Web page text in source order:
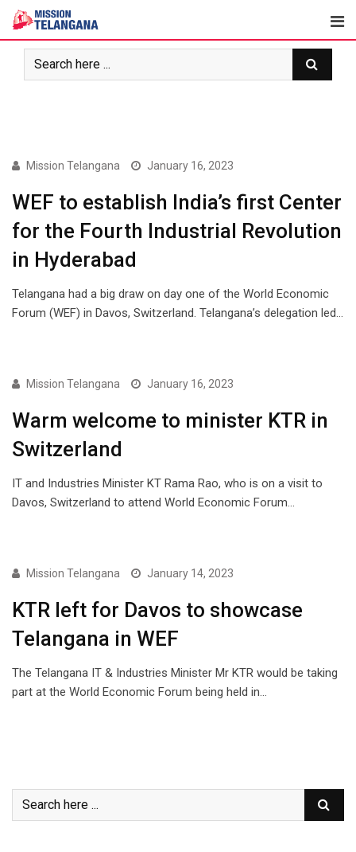
Skip
content
NEWS
Mission Telangana January 16, 2023
WEF to establish India’s first Center
for the Fourth Industrial Revolution
in Hyderabad
Telangana had a big draw on day one of the World Economic
Forum (WEF) in Davos, Switzerland. Telangana’s delegation led…
NEWS
Mission Telangana January 16, 2023
Warm welcome to minister KTR in
Switzerland
IT and Industries Minister KT Rama Rao, who is on a visit to
Davos, Switzerland to attend World Economic Forum…
NEWS
Mission Telangana January 14, 2023
KTR left for Davos to showcase
Telangana in WEF
The Telangana IT & Industries Minister Mr KTR would be taking
part at the World Economic Forum being held in…